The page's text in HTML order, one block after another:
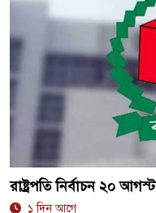
রাষ্ট্রপতি নির্বাচন ২০ আগস্ট
১ দিন আগে